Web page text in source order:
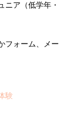
ニア（低学年・
フォーム、メー
験